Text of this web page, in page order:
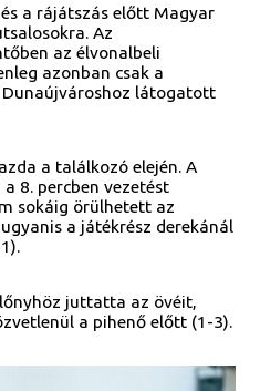
a rájátszás előtt Magyar
Az
az élvonalbeli
azonban csak a
látogatott
a találkozó elején. A
8. percben vezetést
sokáig örülhetett az
a játékrész derekánál
juttatta az övéit,
a pihenő előtt (1-3).